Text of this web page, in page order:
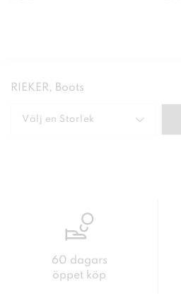
RIEKER, Boots
Välj en Storlek
60 dagars
öppet köp